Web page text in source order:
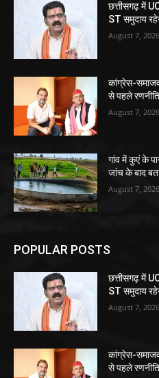
छत्तीसगढ़ में
ST समुदाय
August 7, 2026
कांग्रेस-
से पहले
August 7, 2026
गांव में कुएं के
जांच के बाद
August 7, 2026
POPULAR POSTS
छत्तीसगढ़ में
ST समुदाय
August 7, 2026
कांग्रेस-
से पहले